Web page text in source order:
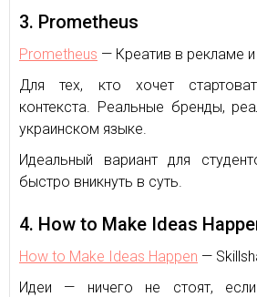
3. Prometheus
Prometheus — Креатив в рекламе и
Для тех, кто хочет
контекста. Реальные бренды,
украинском языке.
Идеальный вариант для
быстро вникнуть в суть.
4. How to Make Ideas
How to Make Ideas Happen —
Идеи — ничего не стоят,